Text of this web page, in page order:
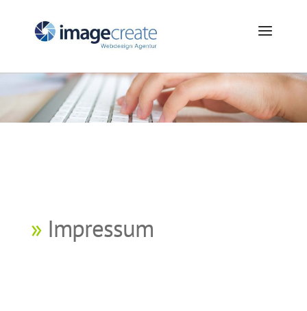
»Impressum